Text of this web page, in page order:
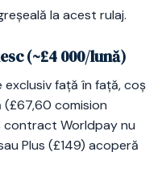
la acest rulaj.
(~£4 000/lună)
exclusiv față în față, coș
comision
contract Worldpay nu
Plus (£149) acoperă